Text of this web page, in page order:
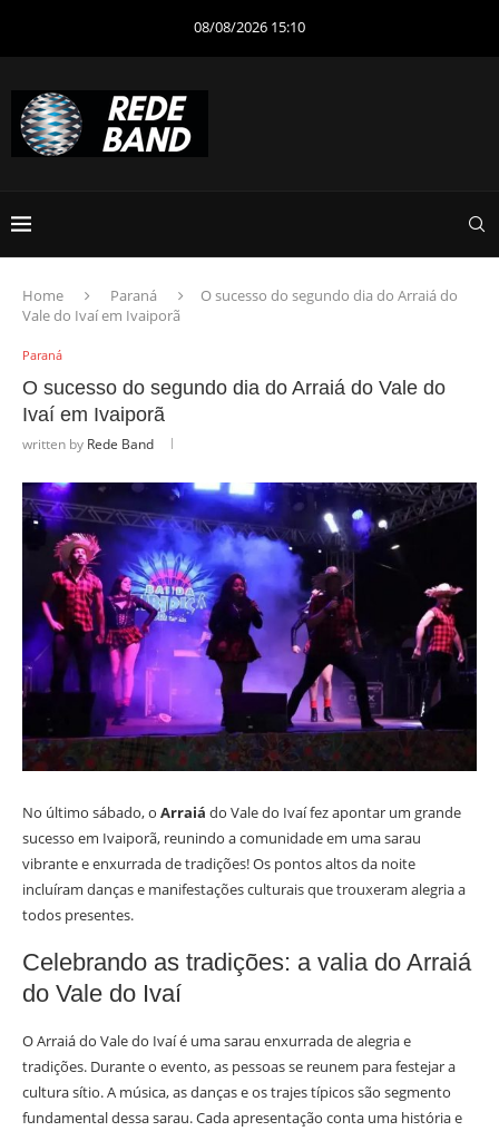
08/08/2026 15:10
Home Paraná
O sucesso do segundo dia do Arraiá do
Vale do Ivaí em Ivaiporã
Paraná
O sucesso do segundo dia do Arraiá do Vale do
Ivaí em Ivaiporã
written by Rede Band
No último sábado, o Arraiá do Vale do Ivaí fez apontar um grande
sucesso em Ivaiporã, reunindo a comunidade em uma sarau
vibrante e enxurrada de tradições! Os pontos altos da noite
incluíram danças e manifestações culturais que trouxeram alegria a
todos presentes.
Celebrando as tradições: a valia do Arraiá
do Vale do Ivaí
O Arraiá do Vale do Ivaí é uma sarau enxurrada de alegria e
tradições. Durante o evento, as pessoas se reunem para festejar a
cultura sítio. A música, as danças e os trajes típicos são segmento
fundamental dessa sarau. Cada apresentação conta uma história e